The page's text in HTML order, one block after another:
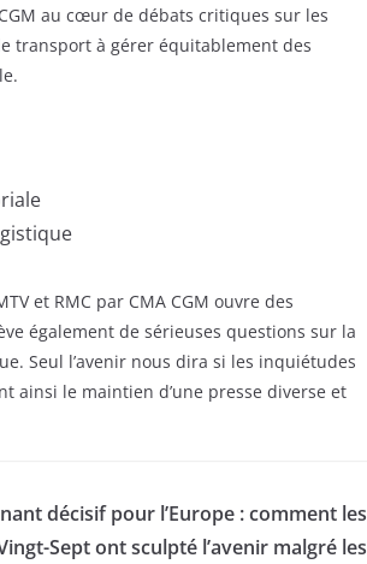
au cœur de débats critiques sur les
transport à gérer équitablement des
et RMC par CMA CGM ouvre des
également de sérieuses questions sur la
Seul l’avenir nous dira si les inquiétudes
ainsi le maintien d’une presse diverse et
décisif pour l’Europe : comment les
Sept ont sculpté l’avenir malgré les